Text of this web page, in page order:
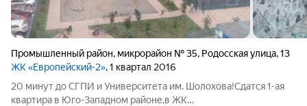
Промышленный район, микрорайон № 35, Родосская улица,13
ЖК «Европейский-2», 1 квартал 2016
20 минут до СГПИ и Университета им. Шолохова!Сдатся 1-ая
квартира в Юго-Западном районе,в ЖК